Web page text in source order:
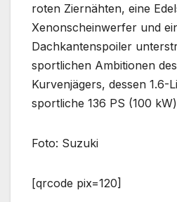
roten Ziernähten, eine
Xenonscheinwerfer und
Dachkantenspoiler
sportlichen Ambitionen
Kurvenjägers, dessen 1.6-
sportliche 136 PS (100
Foto: Suzuki
[qrcode pix=120]